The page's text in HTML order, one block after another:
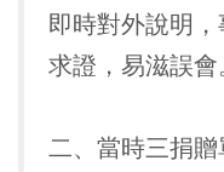
即時對外說明
求證，易滋誤會
二、當時三捐